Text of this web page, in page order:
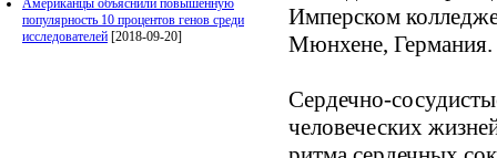
Американцы объяснили повышенную
популярность 10 процентов генов среди
исследователей [2018-09-20]
Имперском
Мюнхене, Германия.
Сердечно-
человеческих